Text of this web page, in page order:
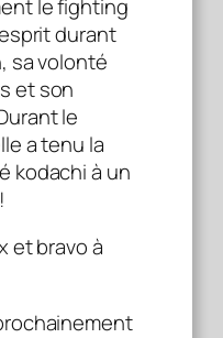
le fighting
durant
sa volonté
et son
le
a tenu la
kodachi à un
et bravo à